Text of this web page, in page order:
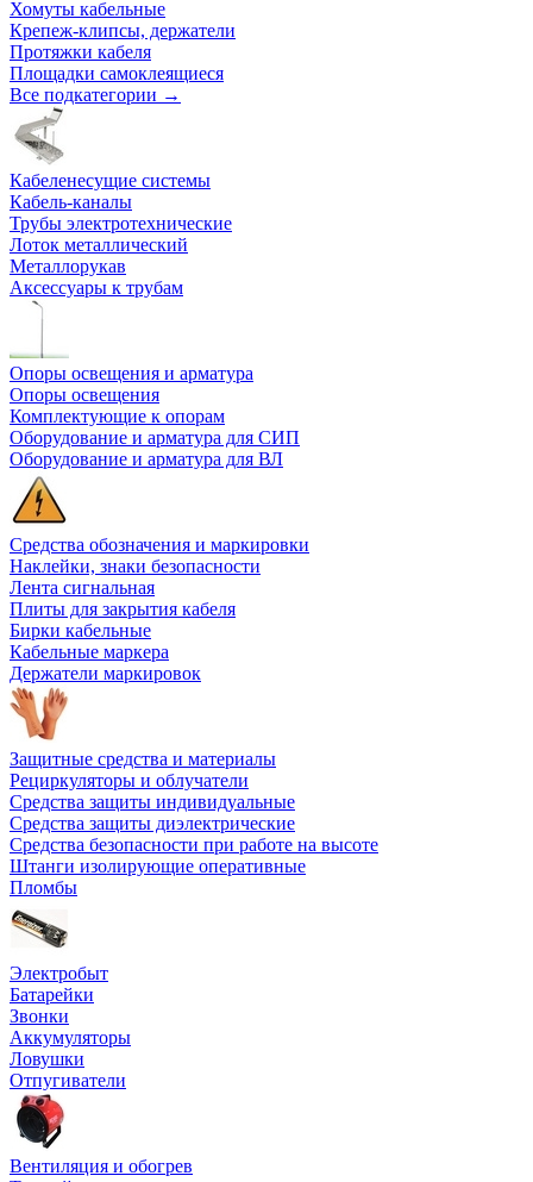
Хомуты кабельные
Крепеж-клипсы, держатели
Протяжки кабеля
Площадки самоклеящиеся
Все подкатегории →
Кабеленесущие системы
Кабель-каналы
Трубы электротехнические
Лоток металлический
Металлорукав
Аксессуары к трубам
Опоры освещения и арматура
Опоры освещения
Комплектующие к опорам
Оборудование и арматура для СИП
Оборудование и арматура для ВЛ
Средства обозначения и маркировки
Наклейки, знаки безопасности
Лента сигнальная
Плиты для закрытия кабеля
Бирки кабельные
Кабельные маркера
Держатели маркировок
Защитные средства и материалы
Рециркуляторы и облучатели
Средства защиты индивидуальные
Средства защиты диэлектрические
Средства безопасности при работе на высоте
Штанги изолирующие оперативные
Пломбы
Электробыт
Батарейки
Звонки
Аккумуляторы
Ловушки
Отпугиватели
Вентиляция и обогрев